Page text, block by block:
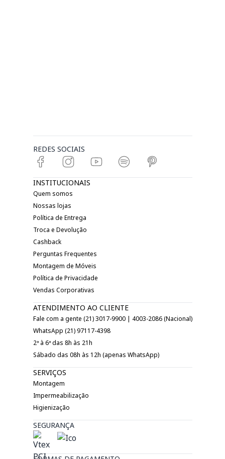
REDES SOCIAIS
INSTITUCIONAIS
Quem somos
Nossas lojas
Política de Entrega
Troca e Devolução
Cashback
Perguntas Frequentes
Montagem de Móveis
Política de Privacidade
Vendas Corporativas
ATENDIMENTO AO CLIENTE
Fale com a gente (21) 3017-9900 | 4003-2086 (Nacional)
WhatsApp (21) 97117-4398
2ª à 6ª das 8h às 21h
Sábado das 08h às 12h (apenas WhatsApp)
SERVIÇOS
Montagem
Impermeabilização
Higienização
SEGURANÇA